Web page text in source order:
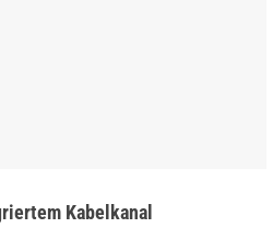
Kabelkanal